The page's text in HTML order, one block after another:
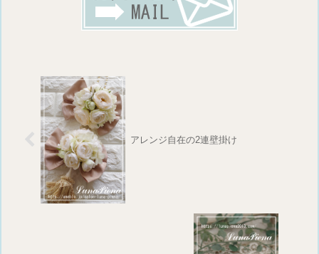
アレンジ自在の2連壁掛け